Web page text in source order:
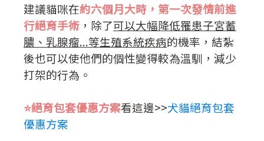
建議貓咪在約六個月大時，第一次發情前進
行絕育手術 ，除了可以大幅降低罹患子宮蓄
膿、乳腺瘤...等生殖系統疾病的機率，結紮
後也可以使他們的個性變得較為溫馴，減少
打架的行為。
⭐️絕育包套優惠方案看這邊>>犬貓絕育包套
優惠方案